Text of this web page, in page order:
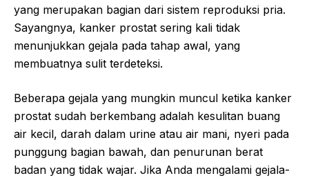
yang merupakan bagian dari sistem reproduksi pria.
Sayangnya, kanker prostat sering kali tidak
menunjukkan gejala pada tahap awal, yang
membuatnya sulit terdeteksi.
Beberapa gejala yang mungkin muncul ketika kanker
prostat sudah berkembang adalah kesulitan buang
air kecil, darah dalam urine atau air mani, nyeri pada
punggung bagian bawah, dan penurunan berat
badan yang tidak wajar. Jika Anda mengalami gejala-